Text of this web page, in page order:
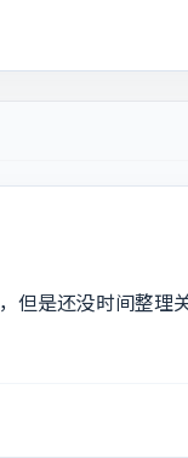
但是还没时间整理